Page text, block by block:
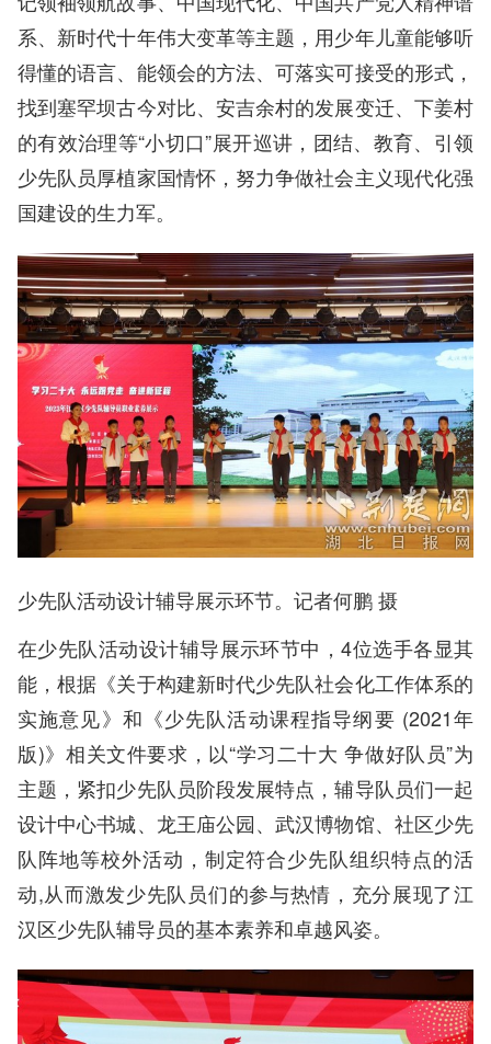
系、新时代十年伟大变革等主题，用少年儿童能够听
得懂的语言、能领会的方法、可落实可接受的形式，
找到塞罕坝古今对比、安吉余村的发展变迁、下姜村
的有效治理等“小切口”展开巡讲，团结、教育、引领
少先队员厚植家国情怀，努力争做社会主义现代化强
国建设的生力军。
少先队活动设计辅导展示环节。记者何鹏 摄
在少先队活动设计辅导展示环节中，4位选手各显其
能，根据《关于构建新时代少先队社会化工作体系的
实施意见》和《少先队活动课程指导纲要 (2021年
版)》相关文件要求，以“学习二十大 争做好队员”为
主题，紧扣少先队员阶段发展特点，辅导队员们一起
设计中心书城、龙王庙公园、武汉博物馆、社区少先
队阵地等校外活动，制定符合少先队组织特点的活
动,从而激发少先队员们的参与热情，充分展现了江
汉区少先队辅导员的基本素养和卓越风姿。